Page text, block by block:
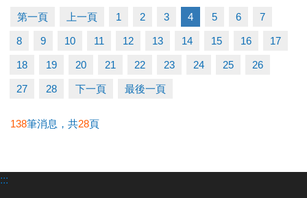
一般-----6/1至6/21享95折
多梯優惠---兩梯9折/三梯88折/五梯85折
◆泳力試煉營
超早鳥---5/10前享85折
一般-----6/1至6/30(一梯95折/兩梯9折/三梯88折)
早鳥---至6/28前
第一頁 上一頁 1 2 3 4 5 6 7
8 9 10 11 12 13 14 15 16 17
18 19 20 21 22 23 24 25 26
27 28 下一頁 最後一頁
138筆消息，共28頁
:::